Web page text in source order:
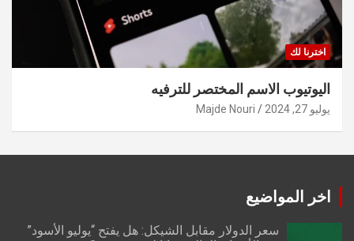
اخترنا لك
اليوتيوب الاسم المختصر للترفيه
يوليو 27, 2024 Majde Nouri
اخر المواضيع
سعر الدولار مقابل الشيكل: هل يفتح “يوليو الأسود”